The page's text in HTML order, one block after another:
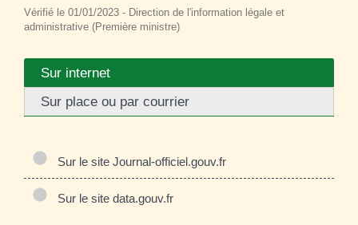
Vérifié le 01/01/2023 - Direction de l'information légale et
administrative (Première ministre)
Sur internet
Sur place ou par courrier
Sur le site Journal-officiel.gouv.fr
Sur le site data.gouv.fr